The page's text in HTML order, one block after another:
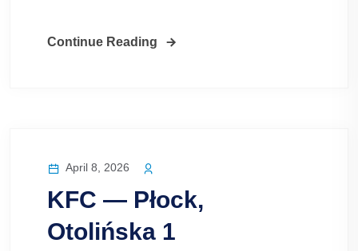
Continue Reading
April 8, 2026
KFC — Płock,
Otolińska 1